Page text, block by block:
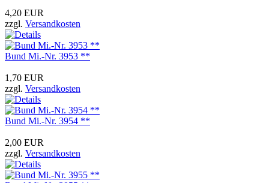
4,20 EUR
zzgl. Versandkosten
Bund Mi.-Nr. 3953 **
1,70 EUR
zzgl. Versandkosten
Bund Mi.-Nr. 3954 **
2,00 EUR
zzgl. Versandkosten